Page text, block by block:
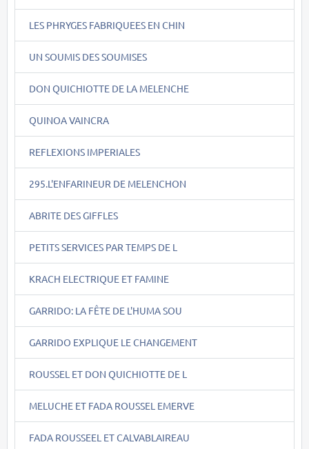
LES PHRYGES FABRIQUEES EN CHIN
UN SOUMIS DES SOUMISES
DON QUICHIOTTE DE LA MELENCHE
QUINOA VAINCRA
REFLEXIONS IMPERIALES
295.L'ENFARINEUR DE MELENCHON
ABRITE DES GIFFLES
PETITS SERVICES PAR TEMPS DE L
KRACH ELECTRIQUE ET FAMINE
GARRIDO: LA FÊTE DE L'HUMA SOU
GARRIDO EXPLIQUE LE CHANGEMENT
ROUSSEL ET DON QUICHIOTTE DE L
MELUCHE ET FADA ROUSSEL EMERVE
FADA ROUSSEEL ET CALVABLAIREAU